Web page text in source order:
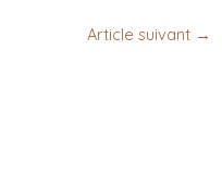
Article suivant →